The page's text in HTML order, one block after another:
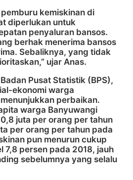
kemiskinan di
diperlukan untuk
penyaluran bansos.
berhak menerima bansos
Sebaliknya, yang tidak
ujar Anas.
Pusat Statistik (BPS),
ekonomi warga
perbaikan.
warga Banyuwangi
juta per orang per tahun
per orang per tahun pada
pun menurun cukup
7,8 persen pada 2018, jauh
sebelumnya yang selalu